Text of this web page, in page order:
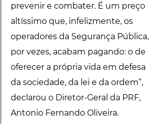
prevenir e combater. É um preço
altíssimo que, infelizmente, os
operadores da Segurança Pública,
por vezes, acabam pagando: o de
oferecer a própria vida em defesa
da sociedade, da lei e da ordem”,
declarou o Diretor-Geral da PRF,
Antonio Fernando Oliveira.